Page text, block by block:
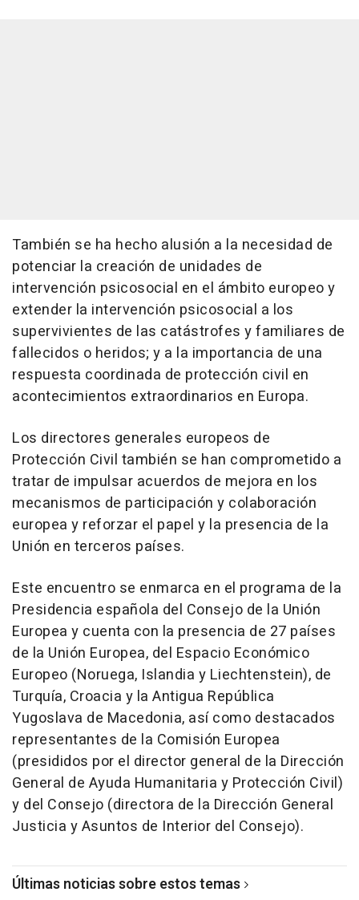
También se ha hecho alusión a la necesidad de
potenciar la creación de unidades de
intervención psicosocial en el ámbito europeo y
extender la intervención psicosocial a los
supervivientes de las catástrofes y familiares de
fallecidos o heridos; y a la importancia de una
respuesta coordinada de protección civil en
acontecimientos extraordinarios en Europa.
Los directores generales europeos de
Protección Civil también se han comprometido a
tratar de impulsar acuerdos de mejora en los
mecanismos de participación y colaboración
europea y reforzar el papel y la presencia de la
Unión en terceros países.
Este encuentro se enmarca en el programa de la
Presidencia española del Consejo de la Unión
Europea y cuenta con la presencia de 27 países
de la Unión Europea, del Espacio Económico
Europeo (Noruega, Islandia y Liechtenstein), de
Turquía, Croacia y la Antigua República
Yugoslava de Macedonia, así como destacados
representantes de la Comisión Europea
(presididos por el director general de la Dirección
General de Ayuda Humanitaria y Protección Civil)
y del Consejo (directora de la Dirección General
Justicia y Asuntos de Interior del Consejo).
Últimas noticias sobre estos temas